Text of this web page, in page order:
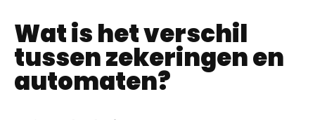
Wat is het verschil
tussen zekeringen en
automaten?